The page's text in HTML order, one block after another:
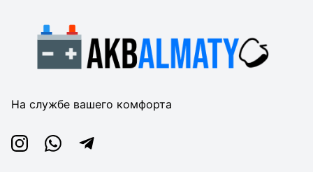
На службе вашего комфорта
InstagramWhatsappTelegram